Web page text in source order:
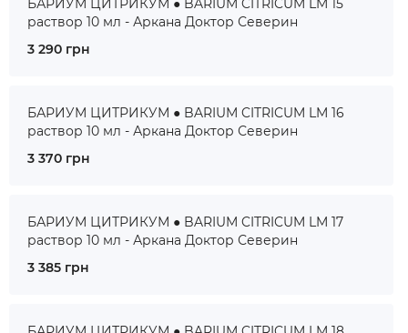
БАРИУМ ЦИТРИКУМ ● BARIUM CITRICUM LM 15
раствор 10 мл - Аркана Доктор Северин
3 290 грн
БАРИУМ ЦИТРИКУМ ● BARIUM CITRICUM LM 16
раствор 10 мл - Аркана Доктор Северин
3 370 грн
БАРИУМ ЦИТРИКУМ ● BARIUM CITRICUM LM 17
раствор 10 мл - Аркана Доктор Северин
3 385 грн